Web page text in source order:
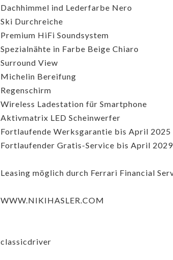
Dachhimmel ind Lederfarbe Nero
Ski Durchreiche
Premium HiFi Soundsystem
Spezialnähte in Farbe Beige Chiaro
Surround View
Michelin Bereifung
Regenschirm
Wireless Ladestation für Smartphone
Aktivmatrix LED Scheinwerfer
Fortlaufende Werksgarantie bis April 2025
Fortlaufender Gratis-Service bis April 2029
Leasing möglich durch Ferrari Financial
WWW.NIKIHASLER.COM
classicdriver